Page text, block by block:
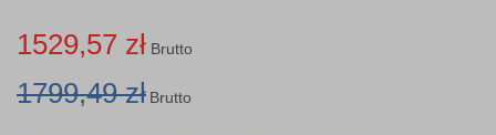
1529,57 zł Brutto
1799,49 zł Brutto